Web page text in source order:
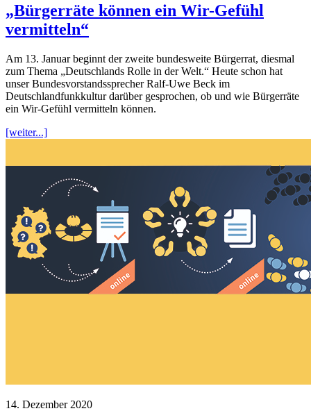
„Bürgerräte können ein Wir-Gefühl
vermitteln“
Am 13. Januar beginnt der zweite bundesweite Bürgerrat, diesmal
zum Thema „Deutschlands Rolle in der Welt.“ Heute schon hat
unser Bundesvorstandssprecher Ralf-Uwe Beck im
Deutschlandfunkkultur darüber gesprochen, ob und wie Bürgerräte
ein Wir-Gefühl vermitteln können.
[weiter...]
14. Dezember 2020